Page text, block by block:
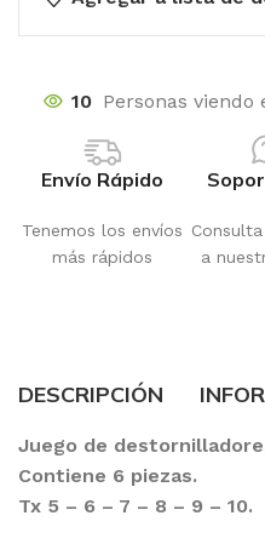
10 Personas
Envío Rápido
Tenemos los envíos
más rápidos
a
DESCRIPCIÓN
Juego de
Contiene 6 piezas.
Tx 5 – 6 – 7 – 8 – 9 – 10.